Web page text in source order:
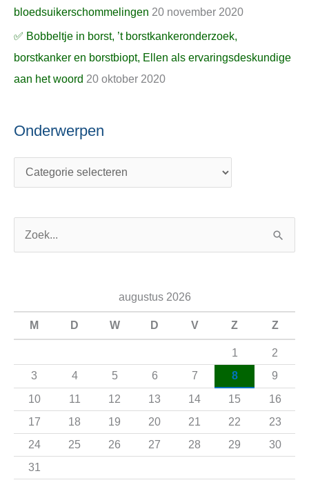
bloedsuikerschommelingen 20 november 2020
✅ Bobbeltje in borst, ’t borstkankeronderzoek,
borstkanker en borstbiopt, Ellen als ervaringsdeskundige
aan het woord 20 oktober 2020
Onderwerpen
a
r
:
augustus 2026
M D W D V Z Z
1
2
3
4 5 6 7 8
9
10
11 12 13 14 15
16
17
18 19 20 21 22
23
24
25 26 27 28 29
30
31